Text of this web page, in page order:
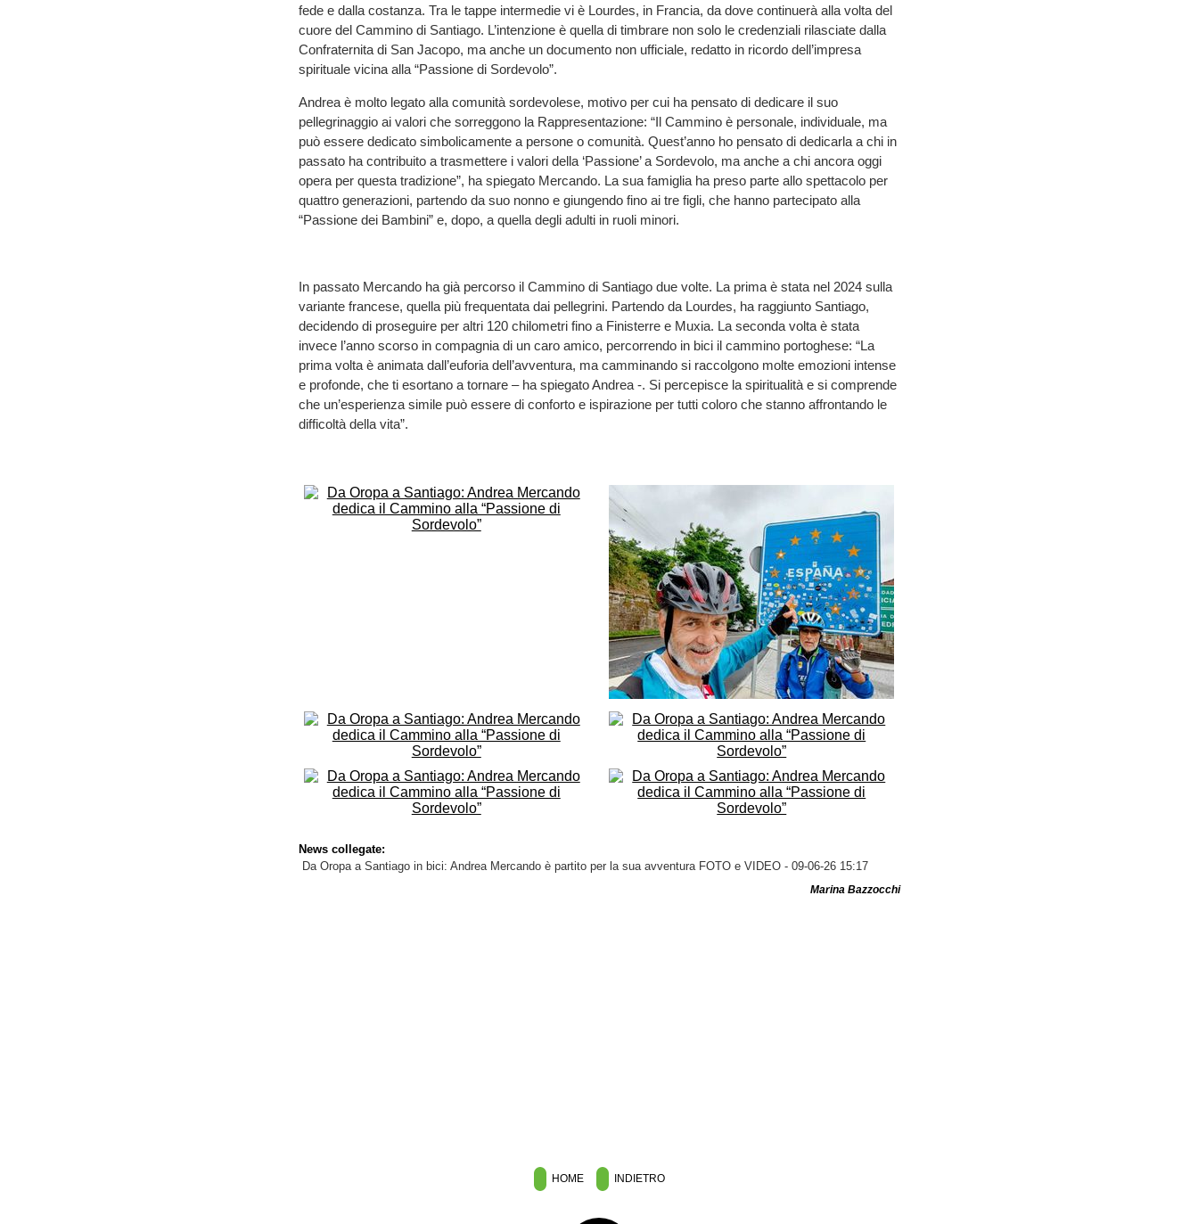
fede e dalla costanza. Tra le tappe intermedie vi è Lourdes, in Francia, da dove continuerà alla volta del
cuore del Cammino di Santiago. L’intenzione è quella di timbrare non solo le credenziali rilasciate dalla
Confraternita di San Jacopo, ma anche un documento non ufficiale, redatto in ricordo dell’impresa
spirituale vicina alla “Passione di Sordevolo”.
Andrea è molto legato alla comunità sordevolese, motivo per cui ha pensato di dedicare il suo
pellegrinaggio ai valori che sorreggono la Rappresentazione: “Il Cammino è personale, individuale, ma
può essere dedicato simbolicamente a persone o comunità. Quest’anno ho pensato di dedicarla a chi in
passato ha contribuito a trasmettere i valori della ‘Passione’ a Sordevolo, ma anche a chi ancora oggi
opera per questa tradizione”, ha spiegato Mercando. La sua famiglia ha preso parte allo spettacolo per
quattro generazioni, partendo da suo nonno e giungendo fino ai tre figli, che hanno partecipato alla
“Passione dei Bambini” e, dopo, a quella degli adulti in ruoli minori.
In passato Mercando ha già percorso il Cammino di Santiago due volte. La prima è stata nel 2024 sulla
variante francese, quella più frequentata dai pellegrini. Partendo da Lourdes, ha raggiunto Santiago,
decidendo di proseguire per altri 120 chilometri fino a Finisterre e Muxia. La seconda volta è stata
invece l’anno scorso in compagnia di un caro amico, percorrendo in bici il cammino portoghese: “La
prima volta è animata dall’euforia dell’avventura, ma camminando si raccolgono molte emozioni intense
e profonde, che ti esortano a tornare – ha spiegato Andrea -. Si percepisce la spiritualità e si comprende
che un’esperienza simile può essere di conforto e ispirazione per tutti coloro che stanno affrontando le
difficoltà della vita”.
News collegate:
Da Oropa a Santiago in bici: Andrea Mercando è partito per la sua avventura FOTO e VIDEO- 09-06-26 15:17
Marina Bazzocchi
HOME INDIETRO